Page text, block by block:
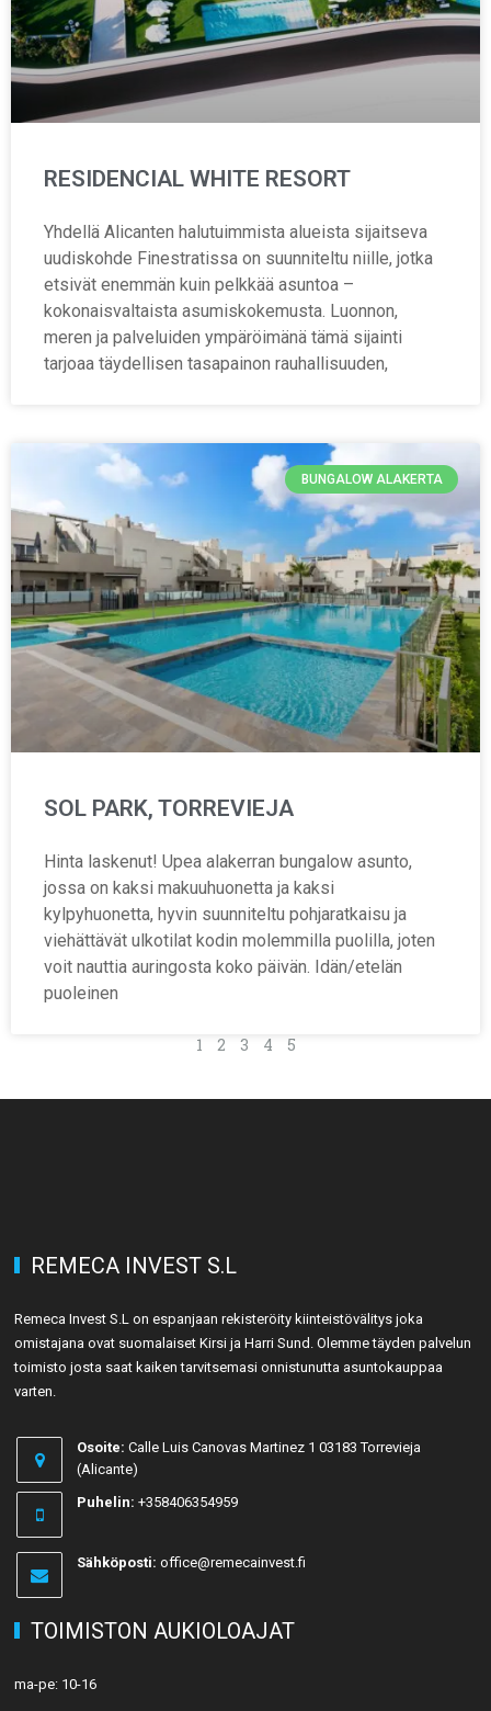
RESIDENCIAL WHITE RESORT
Yhdellä Alicanten halutuimmista alueista sijaitseva
uudiskohde Finestratissa on suunniteltu niille, jotka
etsivät enemmän kuin pelkkää asuntoa –
kokonaisvaltaista asumiskokemusta. Luonnon,
meren ja palveluiden ympäröimänä tämä sijainti
tarjoaa täydellisen tasapainon rauhallisuuden,
BUNGALOW ALAKERTA
SOL PARK, TORREVIEJA
Hinta laskenut! Upea alakerran bungalow asunto,
jossa on kaksi makuuhuonetta ja kaksi
kylpyhuonetta, hyvin suunniteltu pohjaratkaisu ja
viehättävät ulkotilat kodin molemmilla puolilla, joten
voit nauttia auringosta koko päivän. Idän/etelän
puoleinen
1 2 3 4 5
REMECA INVEST S.L
Remeca Invest S.L on espanjaan rekisteröity kiinteistövälitys joka
omistajana ovat suomalaiset Kirsi ja Harri Sund. Olemme täyden palvelun
toimisto josta saat kaiken tarvitsemasi onnistunutta asuntokauppaa
varten.
Osoite: Calle Luis Canovas Martinez 1 03183 Torrevieja
(Alicante)
Puhelin: +358406354959
Sähköposti: office@remecainvest.fi
TOIMISTON AUKIOLOAJAT
ma-pe: 10-16